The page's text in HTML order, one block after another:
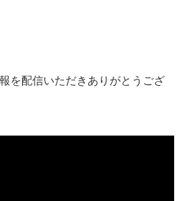
を配信いただきありがとうござ